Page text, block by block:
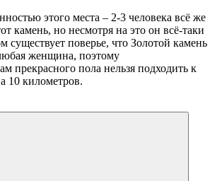
этого места – 2-3 человека всё же
камень, но несмотря на это он всё-таки
существует поверье, что Золотой камень
женщина, поэтому
прекрасного пола нельзя подходить к
10 километров.